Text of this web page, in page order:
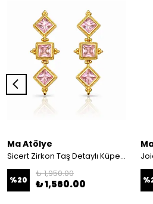
Ma Atölye
Sicert Zirkon Taş Detaylı Küpe Pembe
%20
₺ 1,950.00
₺ 1,560.00 %